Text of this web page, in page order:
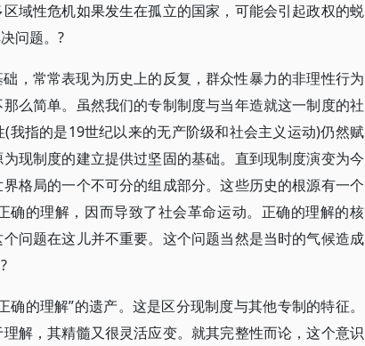
域性危机如果发生在孤立的国家，可能会引起政权的蜕
问题。?
，常常表现为历史上的反复，群众性暴力的非理性行为
么简单。虽然我们的专制制度与当年造就这一制度的社
指的是19世纪以来的无产阶级和社会主义运动)仍然赋
现制度的建立提供过坚固的基础。直到现制度演变为今
格局的一个不可分的组成部分。这些历史的根源有一个
确的理解，因而导致了社会革命运动。正确的理解的核
问题在这儿并不重要。这个问题当然是当时的气候造成
的理解”的遗产。这是区分现制度与其他专制的特征。
解，其精髓又很灵活应变。就其完整性而论，这个意识